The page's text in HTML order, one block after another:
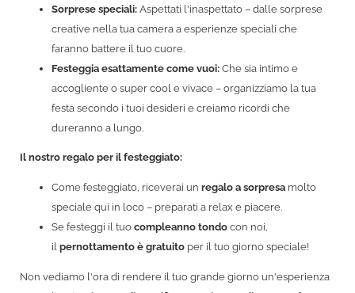
Sorprese speciali: Aspettati l'inaspettato – dalle sorprese
creative nella tua camera a esperienze speciali che
faranno battere il tuo cuore.
Festeggia esattamente come vuoi: Che sia intimo e
accogliente o super cool e vivace – organizziamo la tua
festa secondo i tuoi desideri e creiamo ricordi che
dureranno a lungo.
Il nostro regalo per il festeggiato:
Come festeggiato, riceverai un regalo a sorpresa molto
speciale qui in loco – preparati a relax e piacere.
Se festeggi il tuo compleanno tondo con noi,
il pernottamento è gratuito per il tuo giorno speciale!
Non vediamo l'ora di rendere il tuo grande giorno un'esperienza